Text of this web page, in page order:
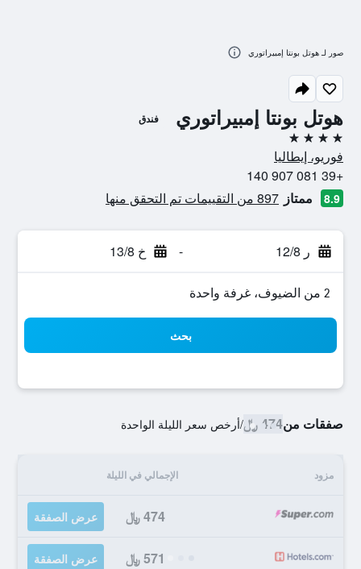
هوتل بونتا إمبيراتوري فندق
4 نجوم
فوريو، إيطاليا
+39 081 907 140
8.9 ممتاز 897 من التقييمات تم التحقق منها
ر 12/8 - خ 13/8
2 من الضيوف، غرفة واحدة
بحث
صفقات من474 ﷼ /أرخص سعر الليلة الواحدة
مزود الإجمالي في الليلة
474 ﷼ عرض الصفقة
571 ﷼ عرض الصفقة
صور لـ هوتل بونتا إمبيراتوري